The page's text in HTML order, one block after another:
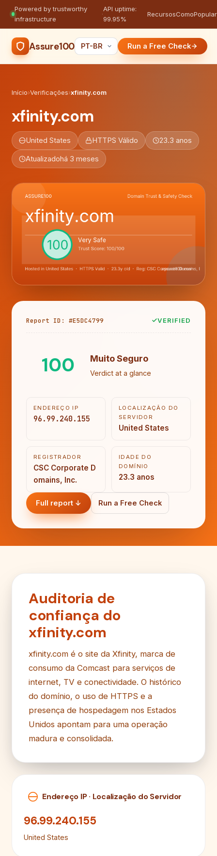
Powered by trustworthy
infrastructure
·
API uptime:
99.95%
RecursosComo
Assure100 Run a Free Check
Início›Verificações›xfinity.com
xfinity.com
United States HTTPS Válido 23.3 anos
Atualizadohá 3 meses
Report ID: #E5DC4799 VERIFIED
100 Muito Seguro
Verdict at a glance
ENDEREÇO IP
96.99.240.155
LOCALIZAÇÃO DO
SERVIDOR
United States
REGISTRADOR
CSC Corporate D
omains, Inc.
IDADE DO
DOMÍNIO
23.3 anos
Full report ↓ Run a Free Check
Auditoria de
confiança do
xfinity.com
xfinity.com é o site da Xfinity, marca de
consumo da Comcast para serviços de
internet, TV e conectividade. O histórico
do domínio, o uso de HTTPS e a
presença de hospedagem nos Estados
Unidos apontam para uma operação
madura e consolidada.
Endereço IP · Localização do Servidor
96.99.240.155
United States